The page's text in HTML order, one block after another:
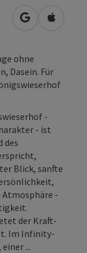
in Google
in
ohne
Dasein. Für
-
- ist
des
Blick, sanfte
-
der Kraft-
Im Infinity-
...